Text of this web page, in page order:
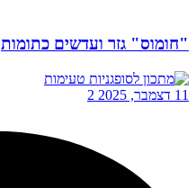
"חומוס" גזר ועדשים כתומות
11 דצמבר, 2025 2